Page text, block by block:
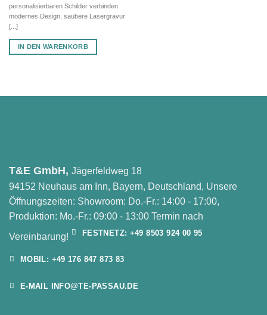
personalisierbaren Schilder verbinden
modernes Design, saubere Lasergravur
[...]
IN DEN WARENKORB
T&E GmbH, Jägerfeldweg 18
94152 Neuhaus am Inn, Bayern, Deutschland, Unsere
Öffnungszeiten: Showroom: Do.-Fr.: 14:00 - 17:00,
Produktion: Mo.-Fr.: 09:00 - 13:00 Termin nach
Vereinbarung!
FESTNETZ: +49 8503 924 00 95
MOBIL: +49 176 847 873 83
E-MAIL INFO@TE-PASSAU.DE